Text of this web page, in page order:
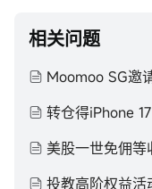
相关问题
Moomoo SG
美股一世免佣等
投教高阶权益活